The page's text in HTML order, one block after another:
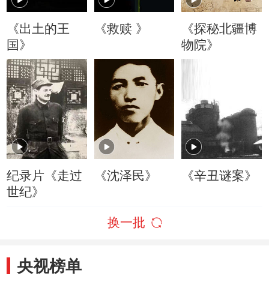
《出土的王
国》
《救赎 》
《探秘北疆博
物院》
纪录片《走过
世纪》
《沈泽民》 《辛丑谜案》
换一批
央视榜单